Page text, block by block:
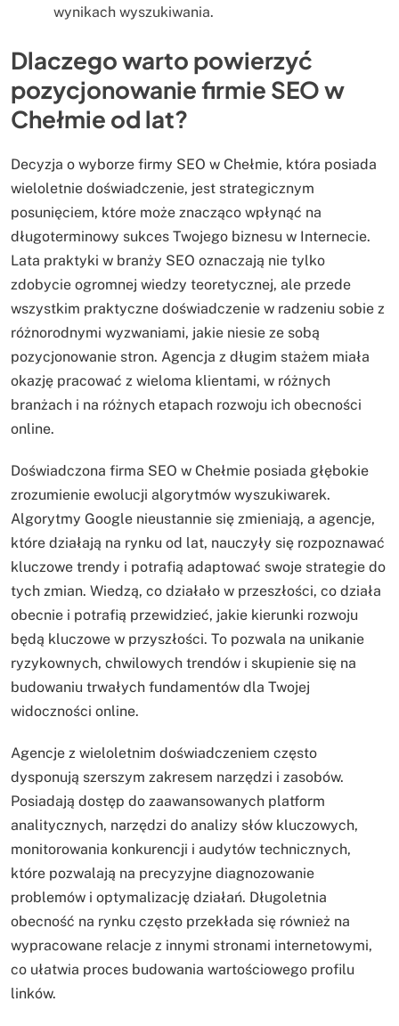
wynikach wyszukiwania.
Dlaczego warto powierzyć
pozycjonowanie firmie SEO w
Chełmie od lat?
Decyzja o wyborze firmy SEO w Chełmie, która posiada
wieloletnie doświadczenie, jest strategicznym
posunięciem, które może znacząco wpłynąć na
długoterminowy sukces Twojego biznesu w Internecie.
Lata praktyki w branży SEO oznaczają nie tylko
zdobycie ogromnej wiedzy teoretycznej, ale przede
wszystkim praktyczne doświadczenie w radzeniu sobie z
różnorodnymi wyzwaniami, jakie niesie ze sobą
pozycjonowanie stron. Agencja z długim stażem miała
okazję pracować z wieloma klientami, w różnych
branżach i na różnych etapach rozwoju ich obecności
online.
Doświadczona firma SEO w Chełmie posiada głębokie
zrozumienie ewolucji algorytmów wyszukiwarek.
Algorytmy Google nieustannie się zmieniają, a agencje,
które działają na rynku od lat, nauczyły się rozpoznawać
kluczowe trendy i potrafią adaptować swoje strategie do
tych zmian. Wiedzą, co działało w przeszłości, co działa
obecnie i potrafią przewidzieć, jakie kierunki rozwoju
będą kluczowe w przyszłości. To pozwala na unikanie
ryzykownych, chwilowych trendów i skupienie się na
budowaniu trwałych fundamentów dla Twojej
widoczności online.
Agencje z wieloletnim doświadczeniem często
dysponują szerszym zakresem narzędzi i zasobów.
Posiadają dostęp do zaawansowanych platform
analitycznych, narzędzi do analizy słów kluczowych,
monitorowania konkurencji i audytów technicznych,
które pozwalają na precyzyjne diagnozowanie
problemów i optymalizację działań. Długoletnia
obecność na rynku często przekłada się również na
wypracowane relacje z innymi stronami internetowymi,
co ułatwia proces budowania wartościowego profilu
linków.